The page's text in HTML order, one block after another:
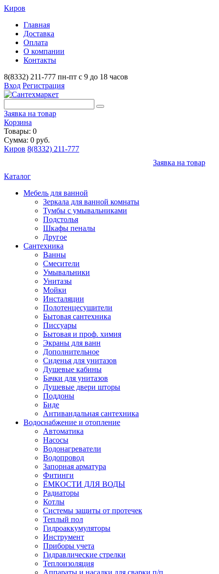
Киров
Главная
Доставка
Оплата
О компании
Контакты
8(8332) 211-777 пн-пт с 9 до 18 часов
Вход Регистрация
Заявка на товар
Корзина
Товары: 0
Сумма: 0 руб.
Киров 8(8332) 211-777
Заявка на товар
Каталог
Мебель для ванной
Зеркала для ванной комнаты
Тумбы с умывальниками
Подстолья
Шкафы пеналы
Другое
Сантехника
Ванны
Смесители
Умывальники
Унитазы
Мойки
Инсталяции
Полотенцесушители
Бытовая сантехника
Писсуары
Бытовая и проф. химия
Экраны для ванн
Дополнительное
Сиденья для унитазов
Душевые кабины
Бачки для унитазов
Душевые двери шторы
Поддоны
Биде
Антивандальная сантехника
Водоснабжение и отопление
Автоматика
Насосы
Водонагреватели
Водопровод
Запорная арматура
Фитинги
ЁМКОСТИ ДЛЯ ВОДЫ
Радиаторы
Котлы
Системы защиты от протечек
Теплый пол
Гидроаккумуляторы
Инструмент
Приборы учета
Гидравлические стрелки
Теплоизоляция
Аппараты и насадки для сварки п/п